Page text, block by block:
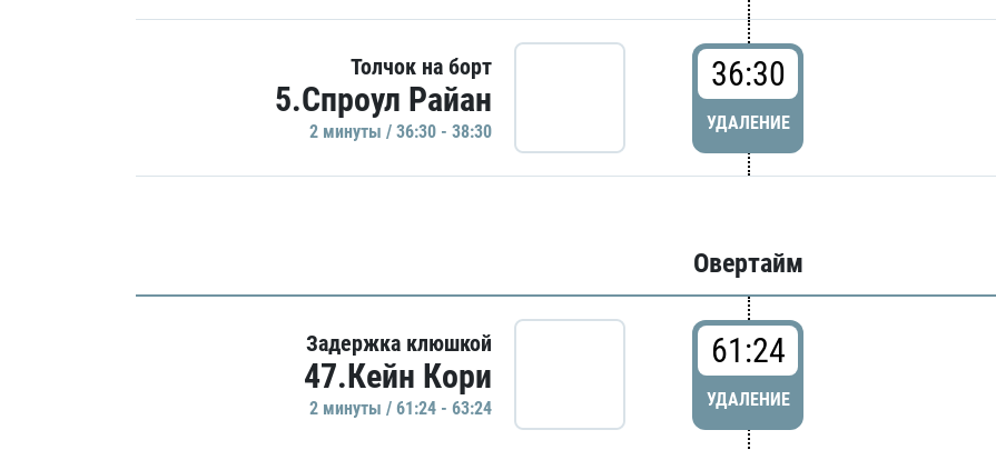
Толчок на борт
5.Спроул Райан
2 минуты / 36:30 - 38:30
36:30
УДАЛЕНИЕ
Овертайм
Задержка клюшкой
47.Кейн Кори
2 минуты / 61:24 - 63:24
61:24
УДАЛЕНИЕ